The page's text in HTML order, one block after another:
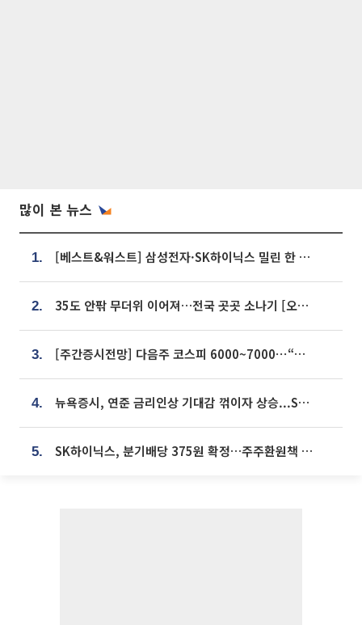
많이 본 뉴스
1. [베스트&워스트] 삼성전자·SK하이닉스 밀린 한 주…상상인증권은 85% 급등
2. 35도 안팎 무더위 이어져…전국 곳곳 소나기 [오늘 날씨]
3. [주간증시전망] 다음주 코스피 6000~7000⋯“外人 수급은 정책이 변수”
4. 뉴욕증시, 연준 금리인상 기대감 꺾이자 상승...S&P500 사상 최고치 [종합]
5. SK하이닉스, 분기배당 375원 확정…주주환원책 9월로 앞당겨 발표